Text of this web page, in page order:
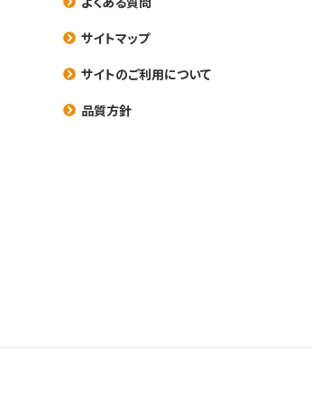
サイトマップ
サイトのご利用について
品質方針